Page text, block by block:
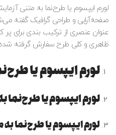
لورم ایپسوم یا طرح‌نما به متنی
صفحه‌آرایی و طراحی گرافیک گفته
عنوان عنصری از ترکیب بندی برای پر
ظاهری و کلی طرح سفارش گرفته شده
لورم ایپسوم یا
لورم ایپسوم یا طرح‌نما
لورم ایپسوم یا طرح‌نما